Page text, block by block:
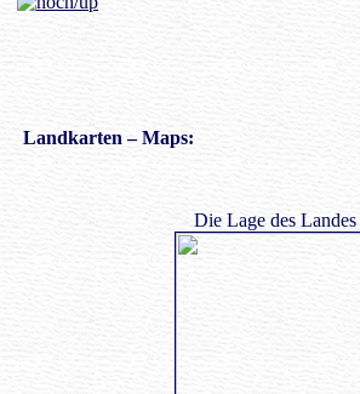
Landkarten – Maps:
Die Lage des